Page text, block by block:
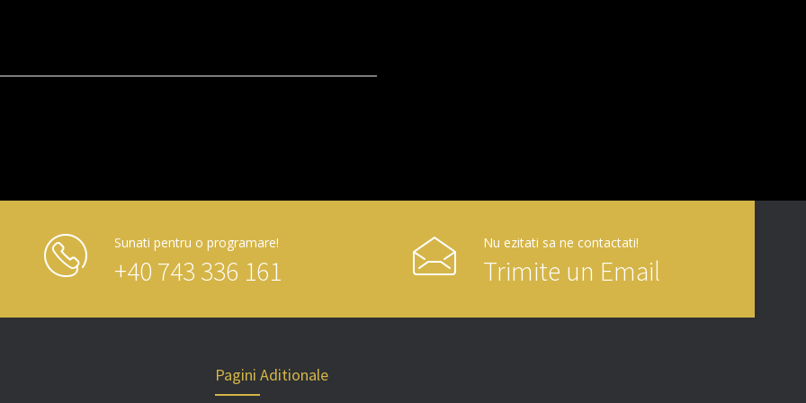
Sunati pentru o programare!
+40 743 336 161
Nu ezitati sa ne contactati!
Trimite un Email
Pagini Aditionale